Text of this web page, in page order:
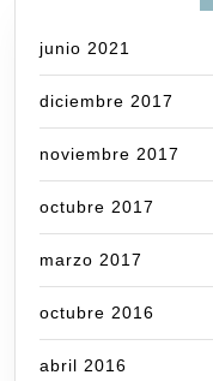
junio 2021
diciembre 2017
noviembre 2017
octubre 2017
marzo 2017
octubre 2016
abril 2016